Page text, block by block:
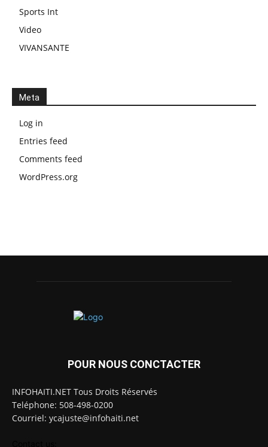
Sports Int
Video
VIVANSANTE
Meta
Log in
Entries feed
Comments feed
WordPress.org
POUR NOUS CONCTACTER
INFOHAITI.NET Tous Droits Réservés
Teléphone: 508-498-0200
Courriel: ycajuste@infohaiti.net